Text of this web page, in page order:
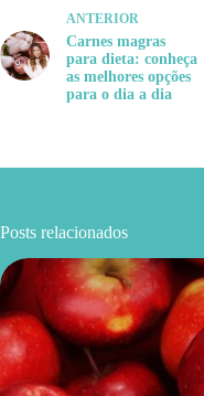
ANTERIOR
Carnes magras
para dieta: conheça
as melhores opções
para o dia a dia
Posts relacionados